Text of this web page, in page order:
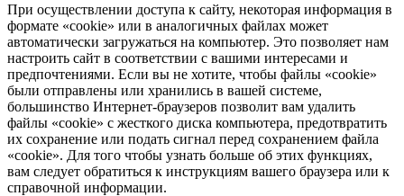
При осуществлении доступа к сайту, некоторая информация в
формате «cookie» или в аналогичных файлах может
автоматически загружаться на компьютер. Это позволяет нам
настроить сайт в соответствии с вашими интересами и
предпочтениями. Если вы не хотите, чтобы файлы «cookie»
были отправлены или хранились в вашей системе,
большинство Интернет-браузеров позволит вам удалить
файлы «cookie» с жесткого диска компьютера, предотвратить
их сохранение или подать сигнал перед сохранением файла
«cookie». Для того чтобы узнать больше об этих функциях,
вам следует обратиться к инструкциям вашего браузера или к
справочной информации.